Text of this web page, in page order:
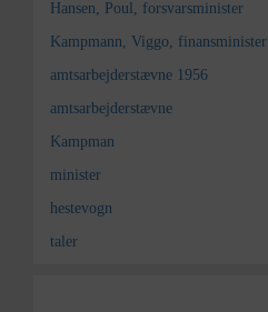
Hansen, Poul, forsvarsminister
Kampmann, Viggo, finansminister
amtsarbejderstævne 1956
amtsarbejderstævne
Kampman
minister
hestevogn
taler